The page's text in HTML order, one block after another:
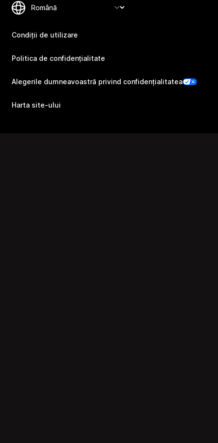
Condiții de utilizare
Politica de confidențialitate
Alegerile dumneavoastră privind confidențialitatea
Harta site-ului